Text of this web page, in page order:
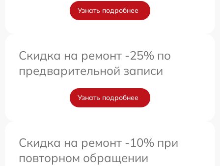
Узнать подробнее
Скидка на ремонт -25% по
предварительной записи
Узнать подробнее
Скидка на ремонт -10% при
повторном обращении